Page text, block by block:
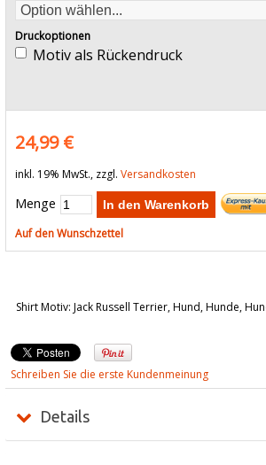
Shirt Motiv: Jack Russell Terrier, Hund, Hunde,
Druckoptionen
Motiv als Rückendruck
24,99 €
inkl. 19% MwSt., zzgl. Versandkosten
Menge In den Warenkorb
Auf den Wunschzettel
Schreiben Sie die erste Kundenmeinung
Details